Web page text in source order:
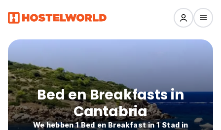
Bed en Breakfasts in
Cantabria
We hebben 1 Bed en Breakfast in 1 Stad in